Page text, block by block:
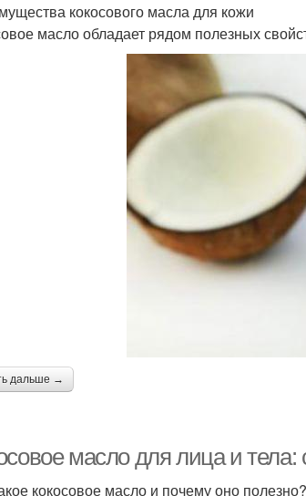
кокосового масла для кожи
масло обладает рядом полезных
дальше →
масло для лица и тела:
кокосовое масло и почему оно полезно?